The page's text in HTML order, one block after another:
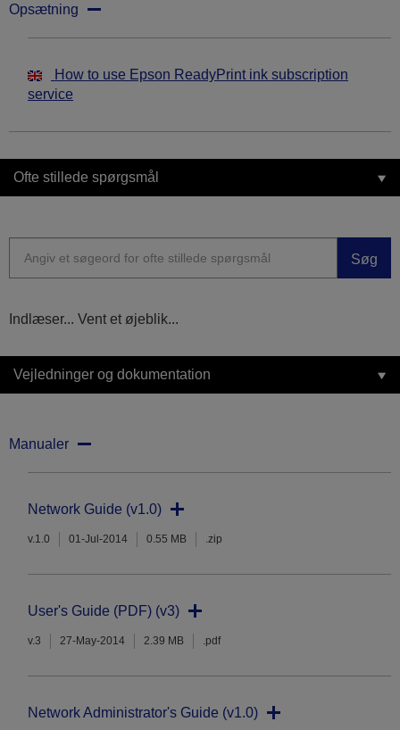
Opsætning
How to use Epson ReadyPrint ink subscription
service
Ofte stillede spørgsmål
Søg
Indlæser... Vent et øjeblik...
Vejledninger og dokumentation
Manualer
Network Guide (v1.0)
v.1.0 01-Jul-2014 0.55 MB .zip
User's Guide (PDF) (v3)
v.3 27-May-2014 2.39 MB .pdf
Network Administrator's Guide (v1.0)